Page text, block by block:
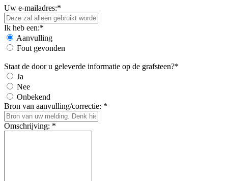
Uw e-mailadres:*
Ik heb een:*
Aanvulling
Fout gevonden
Staat de door u geleverde informatie op de grafsteen?*
Ja
Nee
Onbekend
Bron van aanvulling/correctie: *
Omschrijving: *